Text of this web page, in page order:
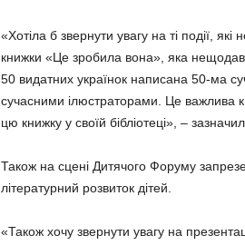
«Хотіла б звернути увагу на ті події,
книжки «Це зробила вона», яка
50 видатних українок написана 50-ма
сучасними ілюстраторами. Це важлива
цю книжку у своїй бібліотеці», –
Також на сцені Дитячого Форуму
літературний розвиток дітей.
«Також хочу звернути увагу на